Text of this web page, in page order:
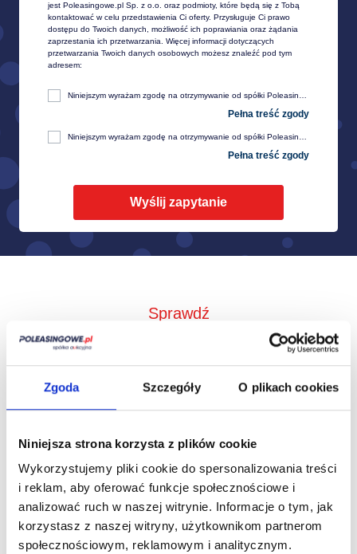
Zgoda Szczegóły O plikach cookies
Niniejsza strona korzysta z plików cookie
Wykorzystujemy pliki cookie do spersonalizowania treści
i reklam, aby oferować funkcje społecznościowe i
analizować ruch w naszej witrynie. Informacje o tym, jak
korzystasz z naszej witryny, użytkownikom partnerom
społecznościowym, reklamowym i analitycznym.
jest Poleasingowe.pl Sp. z o.o. oraz podmioty, które będą się z Tobą
kontaktować w celu przedstawienia Ci oferty. Przysługuje Ci prawo
dostępu do Twoich danych, możliwość ich poprawiania oraz żądania
zaprzestania ich przetwarzania. Więcej informacji dotyczących
przetwarzania Twoich danych osobowych możesz znaleźć pod tym
adresem:
Sprawdź
Jak to działa?
Zbieramy od Przedstawimy Ci